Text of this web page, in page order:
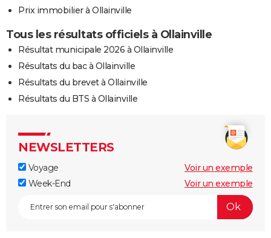
Prix immobilier à Ollainville
Tous les résultats officiels à Ollainville
Résultat municipale 2026 à Ollainville
Résultats du bac à Ollainville
Résultats du brevet à Ollainville
Résultats du BTS à Ollainville
NEWSLETTERS
Voyage
Voir un exemple
Week-End
Voir un exemple